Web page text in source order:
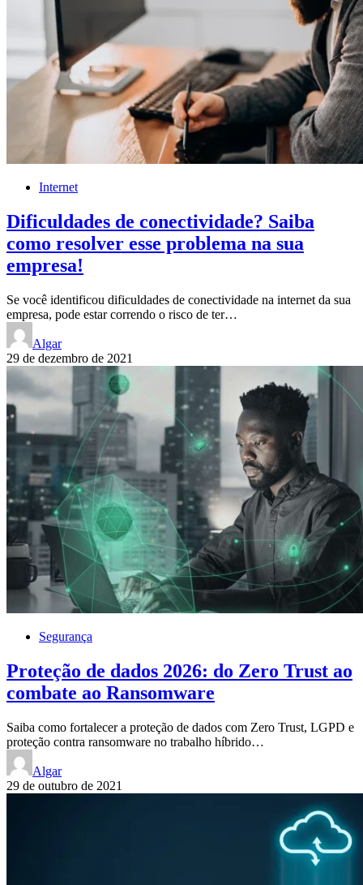
Internet
Dificuldades de conectividade? Saiba
como resolver esse problema na sua
empresa!
Se você identificou dificuldades de conectividade na internet da sua
empresa, pode estar correndo o risco de ter…
Algar
29 de dezembro de 2021
Segurança
Proteção de dados 2026: do Zero Trust ao
combate ao Ransomware
Saiba como fortalecer a proteção de dados com Zero Trust, LGPD e
proteção contra ransomware no trabalho híbrido…
Algar
29 de outubro de 2021